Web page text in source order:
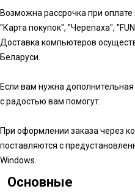
Возможна рассрочка при
"Карта покупок", "Черепаха",
Доставка компьютеров
Беларуси.
Если вам нужна
с радостью вам помогут.
При оформлении заказа через
поставляются с
Windows.
Основные